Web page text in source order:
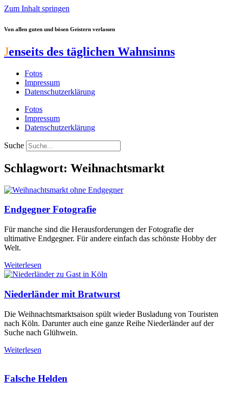
Zum Inhalt springen
Von allen guten und bösen Geistern verlassen
Jenseits des täglichen Wahnsinns
Fotos
Impressum
Datenschutzerklärung
Fotos
Impressum
Datenschutzerklärung
Suche
Schlagwort: Weihnachtsmarkt
Endgegner Fotografie
Für manche sind die Herausforderungen der Fotografie der
ultimative Endgegner. Für andere einfach das schönste Hobby der
Welt.
Weiterlesen
Niederländer mit Bratwurst
Die Weihnachtsmarktsaison spült wieder Busladung von Touristen
nach Köln. Darunter auch eine ganze Reihe Niederländer auf der
Suche nach Glühwein.
Weiterlesen
Falsche Helden